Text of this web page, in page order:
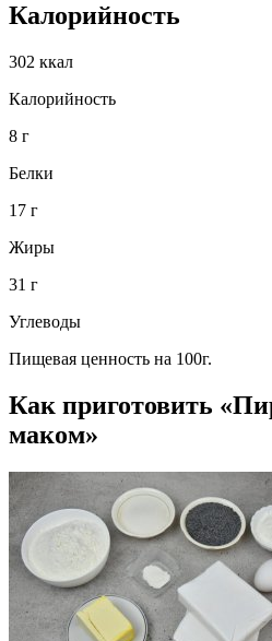
Калорийность
302 ккал
Калорийность
8 г
Белки
17 г
Жиры
31 г
Углеводы
Пищевая ценность на 100г.
Как приготовить
маком»